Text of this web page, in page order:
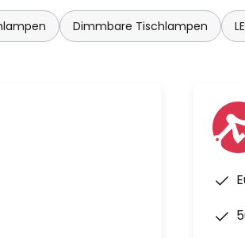
Dimmbare Tischlampen